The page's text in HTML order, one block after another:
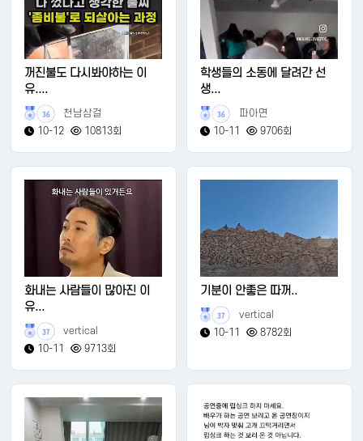
꺼진불도 다시봐야하는 이
유....
36
천남삼걸
10-12
10813회
학생들의 소동에 달려간 선
생...
36
파아면
10-11
9706회
화내는 사람들이 많아진 이
유...
37
vertical
10-11
9713회
기분이 안좋은 따꺼..
37
vertical
10-11
8782회